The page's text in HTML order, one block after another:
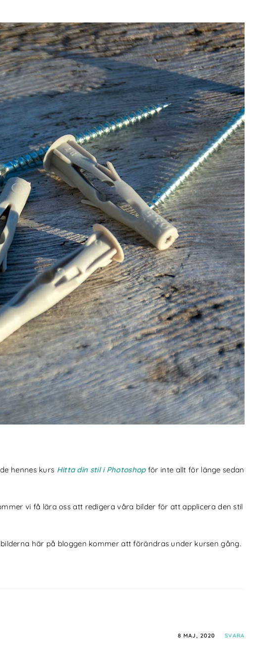
hennes kurs Hitta din stil i Photoshop för inte allt för länge sedan
vi få lära oss att redigera våra bilder för att applicera den stil
här på bloggen kommer att förändras under kursen gång.
8 MAJ, 2020 SVARA